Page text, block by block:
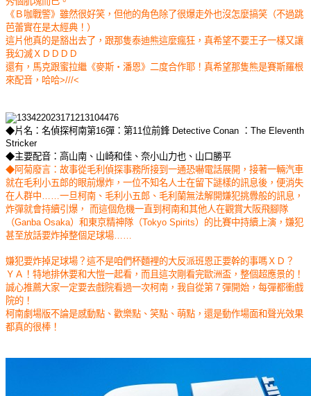
《Ｂ咖戰警》雖然很好笑，但他的角色除了很爆走外也沒怎麼搞笑（不過跳
芭蕾實在是太經典！）
這片他真的是豁出去了，跟那隻泰迪熊這麼瘋狂，真希望不要王子一樣又讓
我幻滅ＸＤＤＤＤ
還有，馬克跟蜜拉繼《麥斯‧潘恩》二度合作耶！真希望那隻熊是賽斯羅根
來配音，哈哈>///<
◆片名：名偵探柯南第16彈：第11位前鋒 Detective Conan ：The Eleventh
Stricker
◆主要配音：高山南、山崎和佳、奈小山力也、山口勝平
◆阿菊廢言：故事從毛利偵探事務所接到一通恐嚇電話展開，接著一輛汽車
就在毛利小五郎的眼前爆炸，一位不知名人士在留下謎樣的訊息後，便消失
在人群中……一旦柯南、毛利小五郎、毛利蘭無法解開嫌犯挑釁般的訊息，
炸彈就會持續引爆， 而這個危機一直到柯南和其他人在觀賞大阪飛腳隊
（Ganba Osaka）和東京精神隊（Tokyo Spirits）的比賽中持續上演，嫌犯
甚至放話要炸掉整個足球場……
嫌犯要炸掉足球場？這不是咱們杯麵裡的大反派班恩正要幹的事嗎ＸＤ？
ＹＡ！特地排休要和大愷一起看，而且這次剛看完歐洲盃，整個超應景的！
誠心推薦大家一定要去戲院看過一次柯南，我自從第７彈開始，每彈都衝戲
院的！
柯南劇場版不論是感動點、歡樂點、笑點、萌點，還是動作場面和聲光效果
都真的很棒！